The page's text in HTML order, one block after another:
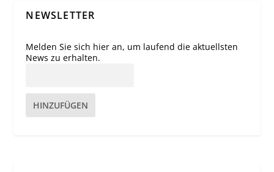
NEWSLETTER
Melden Sie sich hier an, um laufend die aktuellsten
News zu erhalten.
HINZUFÜGEN